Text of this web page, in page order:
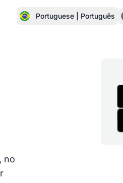
Portuguese | Português
no